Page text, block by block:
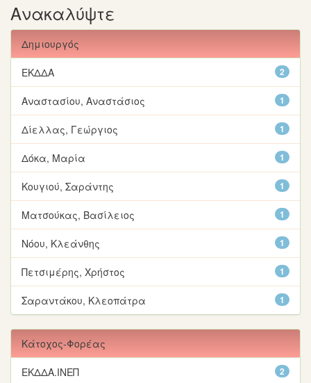
Ανακαλύψτε
Δημιουργός
2
ΕΚΔΔΑ
1
Αναστασίου, Αναστάσιος
1
Δίελλας, Γεώργιος
1
Δόκα, Μαρία
1
Κουγιού, Σαράντης
1
Ματσούκας, Βασίλειος
1
Νόου, Κλεάνθης
1
Πετσιμέρης, Χρήστος
1
Σαραντάκου, Κλεοπάτρα
Κάτοχος-Φορέας
2
ΕΚΔΔΑ.ΙΝΕΠ